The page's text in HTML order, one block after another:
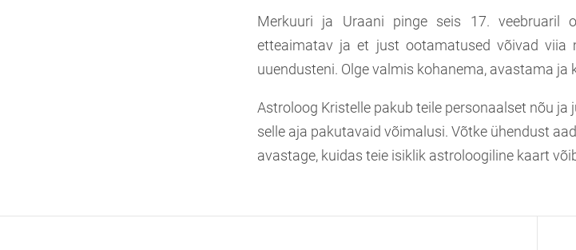
Merkuuri ja Uraani pinge seis 17. veebruaril
etteaimatav ja et just ootamatused võivad viia
uuendusteni. Olge valmis kohanema, avastama ja
Astroloog Kristelle pakub teile personaalset nõu
selle aja pakutavaid võimalusi. Võtke ühendust
avastage, kuidas teie isiklik astroloogiline kaart